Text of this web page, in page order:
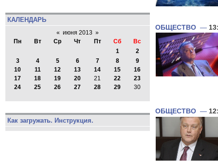
КАЛЕНДАРЬ
« июня 2013 »
Пн
Вт Ср Чт Пт Сб
Вс
1
2
3
4 5 6 7 8
9
10
11 12 13 14 15
16
17
18 19 20 21 22
23
24
25 26 27 28 29 30
Как загружать. Инструкция.
ОБЩЕСТВО —
ОБЩЕСТВО —